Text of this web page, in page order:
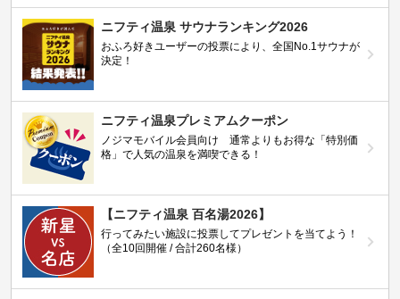
ニフティ温泉 サウナランキング2026
おふろ好きユーザーの投票により、全国No.1サウナが
決定！
ニフティ温泉プレミアムクーポン
ノジマモバイル会員向け 通常よりもお得な「特別価
格」で人気の温泉を満喫できる！
【ニフティ温泉 百名湯2026】
行ってみたい施設に投票してプレゼントを当てよう！
（全10回開催 / 合計260名様）